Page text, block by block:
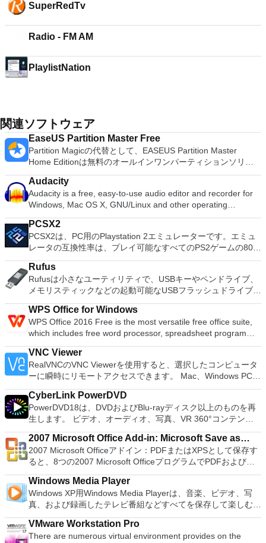
SuperRedTv
Radio - FM AM
PlaylistNation
関連ソフトウェア
EaseUS Partition Master Free
Partition Magicの代替として、EASEUS Partition Master
Home Editionは無料のオールインワンパーティションソリュ
ーションおよびディスク管理ユーティリティです。パーティシ
ョンの拡張（特にシステムドライブ用）、ディスク領域の管
理、MBRおよびGUIDパーティションテーブル（GPT）ディス
クのディスク領域不足の問題の解決を可能にします。 パーテ
ィションのサイズ変更/移動システムドライブを拡張するディ
スクとパーティションをコピーパーティションをマージ分割パ
ーティション空き領域を再分配するダイナミックディスクの変
換パーティションを回復する
Audacity
Audacity is a free, easy-to-use audio editor and recorder for
Windows, Mac OS X, GNU/Linux and other operating
systems. You can use Audacity to: Record live audio. Convert
tapes and records into digital recordings or CDs. Edit Ogg
Vorbis, MP3, WAV or AIFF sound files. Cut, copy, splice or mix
sounds together. Change the speed or pitch of a recording.
Add new effects with LADSPA plug-ins. And more!
PCSX2
PCSX2は、PC用のPlaystation 2エミュレーターです。エミュ
レータの互換性率は、プレイ可能なすべてのPS2ゲームの80％
以上を誇っています。かなり強力なコンピューターを所有して
いる場合、PCSX2は優れたエミュレーターです。また、この
アプリケーションはローエンドコンピューターのサポートも提
供するため、Playstation 2コンソールのすべての所有者は、
PCで動作するゲームを見ることができます。 PCSX2エミュレ
ーターを使用すると、PS2コントローラーを使用して、本物の
プレイステーション体験をシミュレートできます。このアプリ
ケーションでは、ディスクからゲームを直接実行することも、
ハードドライブからISOイメージとして実行することもできま
す。 主な機能は次のとおりです。 Savestates：ボタンを1つ
押すだけで、ゲームの現在の「状態」を保存できます。 無制
限のメモリーカード：好きなだけメモリーカードを保存でき、
8MBから64MBまでの単一の物理カードに制限されなくなりま
した。 高解像度グラフィックス：PCSX2を使用すると、
1080pまたは4K HDでゲームをプレイできます。 全体とし
ゲームを高い精度でエミュレートでき、Windowsとエミュレ
ーターを切り替えることができます。欠点は、高速ゲームに苦
労し、時々フリーズまたはクラッシュすることです。* PCSX2
を使用するには、コンソールから抽出できるPlaystation 2
BIOSが必要です。
Rufus
Rufusは小さなユーティリティで、USBキーやペンドライブ、
メモリスティックなどの起動可能なUSBフラッシュドライブを
フォーマットおよび作成できます。 Rufusは、次のシナリオで
役立ちます。 Windows、Linux、およびUEFI用の起動可能な
ISOからUSBインストールメディアを作成する必要がある場
合。 OSがインストールされていないシステムで作業する必要
がある場合。 BIOSまたはその他のファームウェアをDOSから
フラッシュする必要がある場合。 低レベルのユーティリティ
を実行する必要がある場合。 Rufusは次の* ISOで動作しま
す：Arch Linux、Archbang、BartPE / pebuilder、CentOS、
Damn Small Linux、Fedora、FreeDOS、Gentoo、
gNewSense、Hiren&#39;s Boot CD、LiveXP、Knoppix、
Kubuntu、Linux Mint、NT Password Registry Editor、
OpenSUSE、Parted Magic、Slackware、Tails、Trinity
Rescue Kit、Ubuntu、Ultimate Boot CD、Windows XP（SP2
以降）、Windows Server 2003 R2、Windows Vista、
Windows 7、Windows 8。 *このリストは完全ではありませ
ア語、マレーシア語、セシュティナ、ダンスク、ドイツ語、英
語、スペイン語、フランス語、フルバツキー、イタリア語、ラ
トヴィエシュ、リエトゥビウ、マジャール、オランダ、ノルス
ク、ポルスキ、ポルトガル、ポルトガル、スロヴェンスキー、
スロベンツキー、スロヴェンスキーSrpski、Suomi、
Svenska、Türkçe。
WPS Office for Windows
WPS Office 2016 Free is the most versatile free office suite,
which includes free word processor, spreadsheet program
and presentation maker. With these three programs you will
easily be able to deal with any office related tasks. WPS
Office 2016 Free has multiple language support for English,
French, German, Spanish, Portuguese,Russian and Polish
languages. To switch between languages requires only a
single click! Despite being a free suite, WPS Office comes
with many innovative features, such as the paragraph
adjustment tool and multiple tabbed feature. It also has a PDF
converter, spell check and word count feature. WPS Office
2016 Personal Edition supports switching language UI,File
Roaming and Docer online templates. Key features include:
Writer Efficient word processor. Presentation Multimedia
presentations creator. Spreadsheets Powerful tool for data
processing and analysis. 100% compatible with MS Office
document file types (.docx, .pptx, .xlsx, etc.). Thousands of
support (iOS and Android). WPS Cloud Storage included.
Although it is a free suite, WPS Office 2016 Free comes with
VNC Viewer
RealVNCのVNC Viewerを使用すると、選択したコンピュータ
ーに瞬時にリモートアクセスできます。 Mac、Windows PC、
またはLinuxマシン、世界中のどこからでも。 VNC Viewerを
使用すると、コンピューターのデスクトップを表示したり、コ
ンピューターの前に直接座っているかのようにマウスとキーボ
ードを制御したりできます。 VNC Viewerは、インストールと
使用が簡単です。制御したいデバイスでインストーラーを実行
し、指示に従ってください。オプションで、Windowsでのリ
モート展開に使用可能なMSIがあります。デスクトッププラッ
トフォームにVNC Viewerをインストールする権限がない場合
は、スタンドアロンオプションを選択する必要があります。
主な機能は次のとおりです。 クラウドサービスを介してVNC
Connectを実行しているコンピューターに接続します。 Apple
Screen Sharing（ARD）などのサードパーティ製のVNC互換
ソフトウェアを実行しているコンピューターに直接接続しま
す。 各デバイスでVNC Viewerにサインインして、すべてのデ
CyberLink PowerDVD
PowerDVD18は、DVDおよびBlu-rayディスク以上のものを再
生します。 ビデオ、オーディオ、写真、VR 360°コンテン
ツ、さらにはYouTubeやVimeoにとっても、PowerDVD18は重
要なエンターテイメントの仲間です。 Ultra HD HDR TVとサ
ラウンドサウンドシステムの可能性を解き放ち、360°ビデオ
の増え続けるコレクションへのアクセスで仮想世界に没頭する
か、PCまたはラップトップでの比類のない再生サポートと独
自の強化により、どこにいても簡単にリラックスできます。
新機能は次のとおりです。 4K DHR向けに最適化 Ultra HD
Blu-ray、4K、HEVC / H.265およびHDR10コンテンツをサポー
ト全画面モードで21：9モニターで2.35：1の映画を見る常時
オンのミニビューでYouTubeライブを見る YouTubeおよび
2007 Microsoft Office Add-in: Microsoft Save as
PDF or XPS
2007 Microsoft Officeアドイン：PDFまたはXPSとして保存す
ると、8つの2007 Microsoft OfficeプログラムでPDFおよび
XPS形式にエクスポートして保存できます。このツールを使用
すると、これらのプログラムのサブセットでPDF形式および
XPS形式の電子メール添付ファイルとして送信することもでき
ます（特定の機能はプログラムによって異なります）。 この
ダウンロードは、次のOfficeプログラムで動作します。
Microsoft Office Access 2007。 Microsoft Office Excel 2007。
Microsoft Office InfoPath 2007。 Microsoft Office OneNote
Windows Media Player
Windows XP用Windows Media Playerは、音楽、ビデオ、写
真、および録画したテレビ番組などすべてを保存して楽しむ最
適な機能を搭載しています。 再生、表示、外出先で楽しむた
めのポータブル デバイスとの同期、さらには家中のデバイス
との共有も、すべて1か所で行えます。 シンプルなデザイン -
VMware Workstation Pro
There are numerous virtual environment provides on the